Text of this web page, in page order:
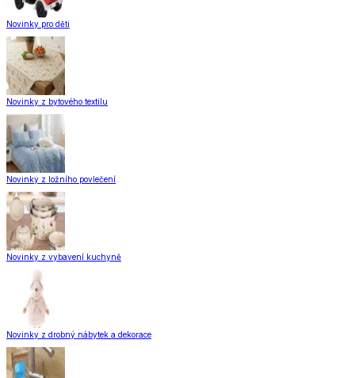
Novinky pro děti
Novinky z bytového textilu
Novinky z ložního povlečení
Novinky z vybavení kuchyně
Novinky z drobný nábytek a dekorace